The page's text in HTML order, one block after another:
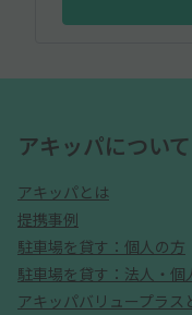
アキッパについて
アキッパとは
提携事例
駐車場を貸す：個人の方
駐車場を貸す：法人・個
アキッパバリュープラス